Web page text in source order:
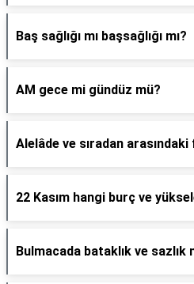
Baş sağlığı mı başsağlığı mı?
AM gece mi gündüz mü?
Alelâde ve sıradan
22 Kasım hangi burç ve
Bulmacada bataklık ve sazlık